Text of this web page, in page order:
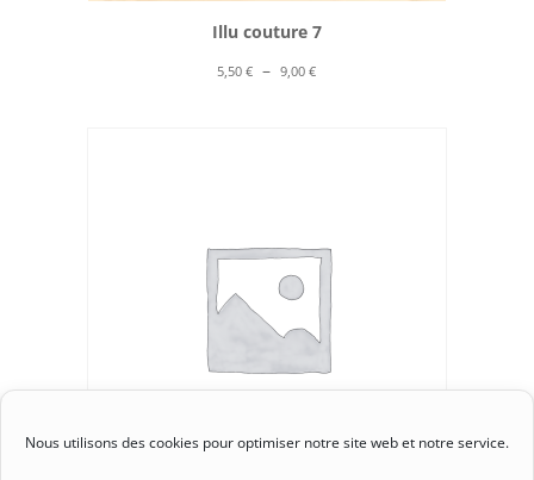
Nous utilisons des cookies pour optimiser notre site web et notre service.
Illu couture 7
5,50€ – 9,00€Plage